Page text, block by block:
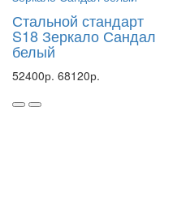
Стальной стандарт
S18 Зеркало Сандал
белый
52400р. 68120р.